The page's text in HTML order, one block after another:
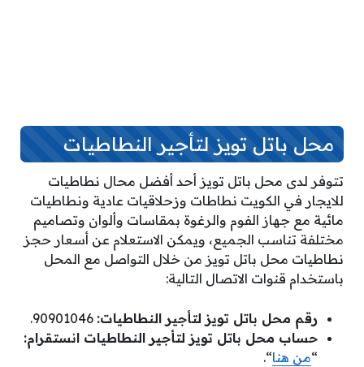
محل باتل تويز لتأجير النطاطيات
تتوفر لدى محل باتل تويز أحد أفضل محال نطاطيات
للايجار في الكويت نطاطات وزحلاقيات عادية ونطاطيات
مائية مع جهاز الفوم والرغوة بمقاسات وألوان وتصاميم
مختلفة تناسب الجميع، ويمكن الاستعلام عن أسعار حجز
نطاطيات محل باتل تويز من خلال التواصل مع المحل
باستخدام قنوات الاتصال التالية:
رقم محل باتل تويز لتأجير النطاطيات:
حساب محل باتل تويز لتأجير النطاطيات انستقرام:
“من هنا“.